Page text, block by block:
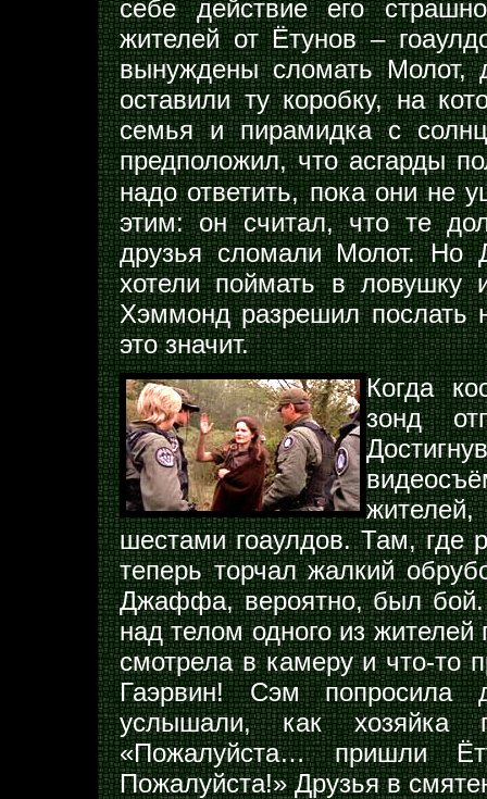
себе действие его
жителей от Ётунов –
вынуждены сломать Молот,
оставили ту коробку, на
семья и пирамидка с
предположил, что асгарды
надо ответить, пока они не
этим: он считал, что те
друзья сломали Молот. Но
хотели поймать в ловушку
Хэммонд разрешил послать
это значит.
Когда
зонд
шестами гоаулдов. Там, где
теперь торчал жалкий
Джаффа, вероятно, был бой.
над телом одного из
смотрела в камеру и что-то
Гаэрвин! Сэм попросила
услышали, как хозяйка
«Пожалуйста… пришли
Пожалуйста!» Друзья в